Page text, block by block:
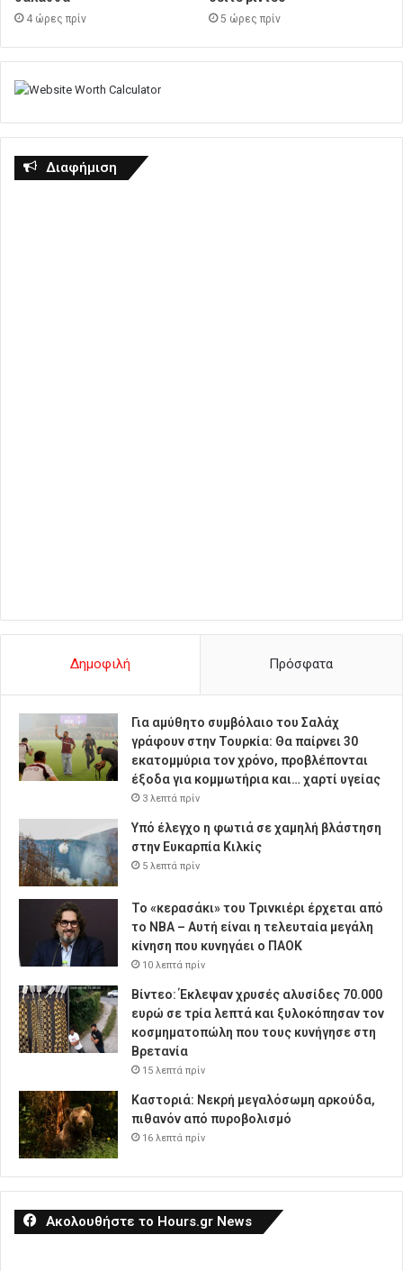
4 ώρες πρίν 5 ώρες πρίν
Διαφήμιση
Δημοφιλή Πρόσφατα
Για αμύθητο συμβόλαιο του Σαλάχ
γράφουν στην Τουρκία: Θα παίρνει 30
εκατομμύρια τον χρόνο, προβλέπονται
έξοδα για κομμωτήρια και… χαρτί υγείας
3 λεπτά πρίν
Υπό έλεγχο η φωτιά σε χαμηλή βλάστηση
στην Ευκαρπία Κιλκίς
5 λεπτά πρίν
Το «κερασάκι» του Τρινκιέρι έρχεται από
το NBA – Αυτή είναι η τελευταία μεγάλη
κίνηση που κυνηγάει ο ΠΑΟΚ
10 λεπτά πρίν
Βίντεο: Έκλεψαν χρυσές αλυσίδες 70.000
ευρώ σε τρία λεπτά και ξυλοκόπησαν τον
κοσμηματοπώλη που τους κυνήγησε στη
Βρετανία
15 λεπτά πρίν
Καστοριά: Νεκρή μεγαλόσωμη αρκούδα,
πιθανόν από πυροβολισμό
16 λεπτά πρίν
Ακολουθήστε το Hours.gr News